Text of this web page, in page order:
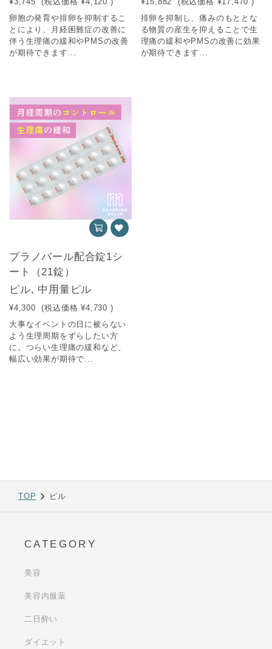
卵胞の発育や排卵を抑制するこ
とにより、月経困難症の改善に
伴う生理痛の緩和やPMSの改善
が期待できます...
排卵を抑制し、痛みのもととな
る物質の産生を抑えることで生
理痛の緩和やPMSの改善に効果
が期待できます...
プラノバール配合錠1シ
ート（21錠）
ピル, 中用量ピル
¥4,300 (税込価格 ¥4,730 )
大事なイベントの日に被らない
よう生理周期をずらしたい方
に。つらい生理痛の緩和など、
幅広い効果が期待で...
TOP ピル
CATEGORY
美容
美容内服薬
二日酔い
ダイエット